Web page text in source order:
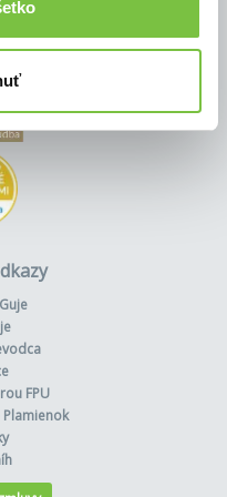
FPU